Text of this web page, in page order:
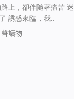
上，卻伴隨著痛苦
誘惑來臨，我..
聲讀物